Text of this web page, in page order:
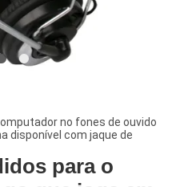
no fones de ouvido
disponível com jaque de
para o